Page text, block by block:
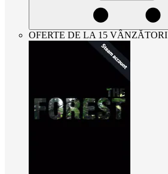
OFERTE DE LA 15 VÂNZĂTORI